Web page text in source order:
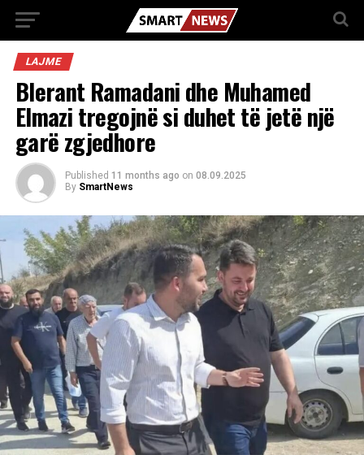
LAJME
Blerant Ramadani dhe Muhamed
Elmazi tregojnë si duhet të jetë një
garë zgjedhore
Published 11 months ago on 08.09.2025
By SmartNews